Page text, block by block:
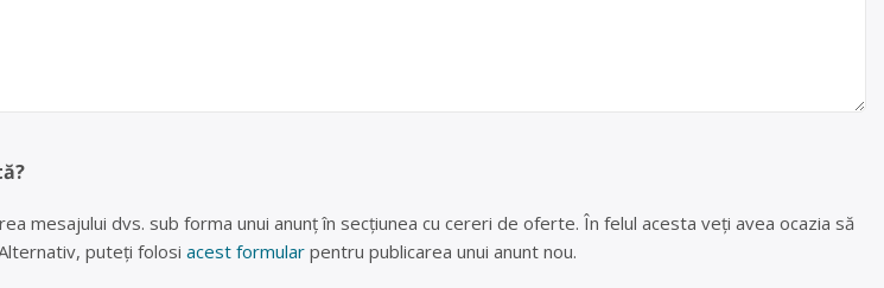
mesajului dvs. sub forma unui anunț în secțiunea cu cereri de oferte. În felul acesta veți avea ocazia să
puteți folosi acest formular pentru publicarea unui anunt nou.